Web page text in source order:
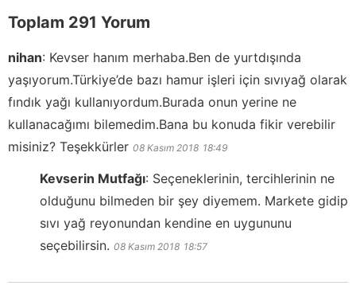
Toplam 291 Yorum
nihan: Kevser hanım merhaba.Ben de yurtdışında
yaşıyorum.Türkiye’de bazı hamur işleri için sıvıyağ olarak
fındık yağı kullanıyordum.Burada onun yerine ne
kullanacağımı bilemedim.Bana bu konuda fikir verebilir
misiniz? Teşekkürler 08 Kasım 2018 18:49
Kevserin Mutfağı: Seçeneklerinin, tercihlerinin ne
olduğunu bilmeden bir şey diyemem. Markete gidip
sıvı yağ reyonundan kendine en uygununu
seçebilirsin. 08 Kasım 2018 18:57